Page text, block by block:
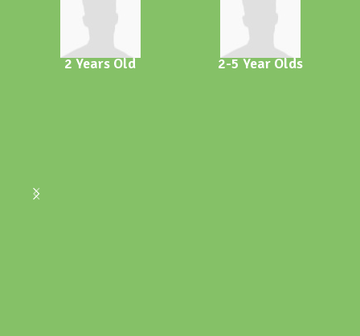
2 Years Old 2-5 Year Olds